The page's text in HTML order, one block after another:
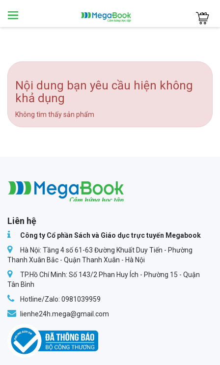
Megabook
Nội dung bạn yêu cầu hiện không
khả dụng
Không tìm thấy sản phẩm
Liên hệ
Công ty Cổ phần Sách và Giáo dục trực tuyến Megabook
Hà Nội: Tầng 4 số 61-63 Đường Khuất Duy Tiến - Phường
Thanh Xuân Bắc - Quận Thanh Xuân - Hà Nội
TP.Hồ Chí Minh: Số 143/2 Phan Huy Ích - Phường 15 - Quận
Tân Bình
Hotline/Zalo: 0981039959
lienhe24h.mega@gmail.com